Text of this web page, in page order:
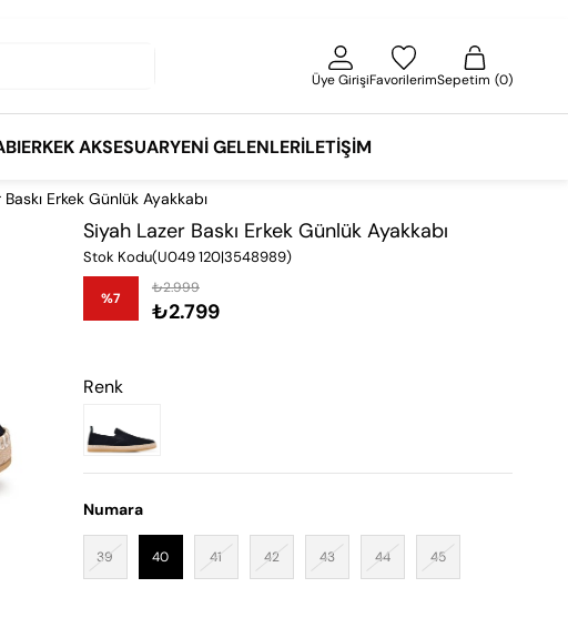
Üye GirişiFavorilerimSepetim 0
ERKEK AKSESUARYENI GELENLERİLETIŞIM
Erkek Günlük Ayakkabı
Siyah Lazer Baskı Erkek Günlük Ayakkabı
Stok Kodu(U049 120|3548989)
%7
İndirim
₺2.999
₺2.799
Renk
Numara
39 40 41 42 43 44 45